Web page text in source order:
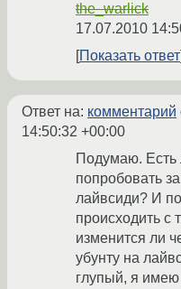
the_warlick
17.07.2010
Показать ответ
Ответ на: комментарий
14:50:32 +00:00
Подумаю. Есть
попробовать
лайвсиди? И
происходить с
изменится ли
убунту на
глупый, я имею